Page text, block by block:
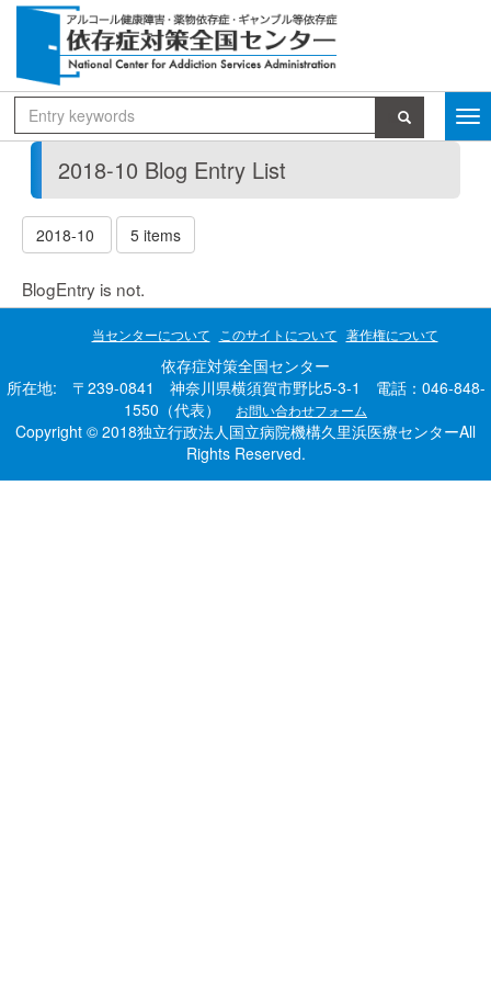
2018-10 Blog Entry List
2018-10 5 items
BlogEntry is not.
当センターについて このサイトについて 著作権について
依存症対策全国センター
所在地: 〒239-0841 神奈川県横須賀市野比5-3-1 電話：046-848-
1550（代表）
お問い合わせフォーム
Copyright © 2018独立行政法人国立病院機構久里浜医療センターAll
Rights Reserved.